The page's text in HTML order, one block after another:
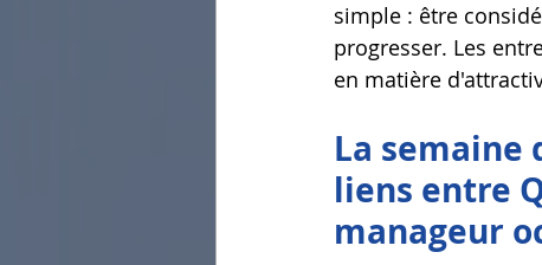
simple : être
progresser. Les
en matière
La semaine
liens entre
manageur